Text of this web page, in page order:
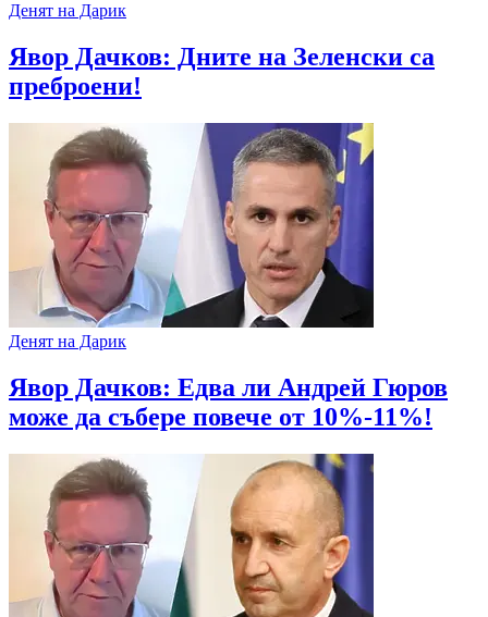
Денят на Дарик
Явор Дачков: Дните на Зеленски са
преброени!
Денят на Дарик
Явор Дачков: Едва ли Андрей Гюров
може да събере повече от 10%-11%!